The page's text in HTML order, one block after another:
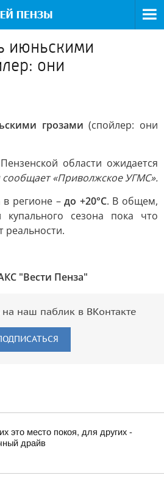
июньскими
они
грозами (спойлер: они
области ожидается
«Приволжское УГМС».
в регионе –до +20°C. В общем,
сезона пока что
реальности.
"Вести Пенза"
наш паблик в ВКонтакте
это место покоя, для других -
драйв